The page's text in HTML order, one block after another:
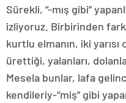
Sürekli, “-mış gibi”
izliyoruz. Birbirinden
kurtlu elmanın, iki
ürettiği, yalanları,
Mesela bunlar, lafa
kendileriy-“miş” gibi